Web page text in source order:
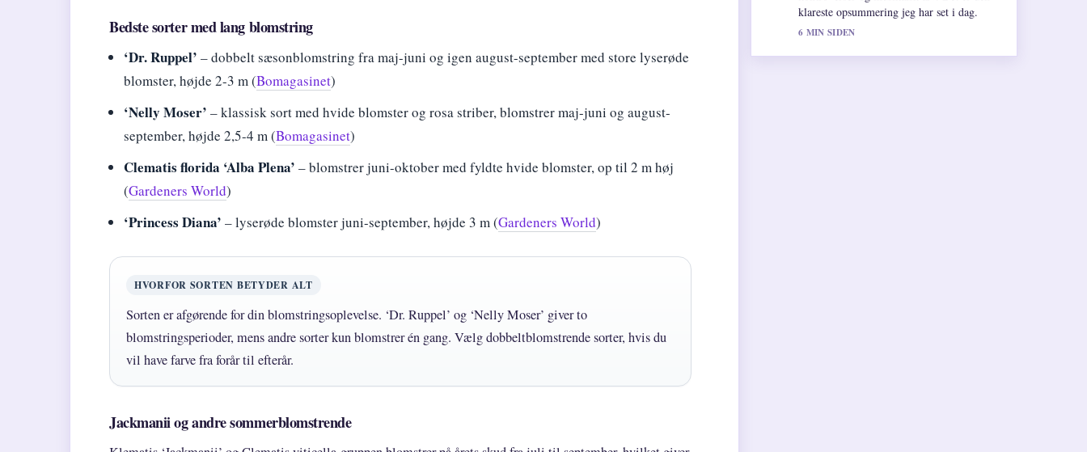
Bedste sorter med lang blomstring
‘Dr. Ruppel’ – dobbelt sæsonblomstring fra maj-juni og igen august-september med store lyserøde
blomster, højde 2-3 m (Bomagasinet)
‘Nelly Moser’ – klassisk sort med hvide blomster og rosa striber, blomstrer maj-juni og august-
september, højde 2,5-4 m (Bomagasinet)
Clematis florida ‘Alba Plena’ – blomstrer juni-oktober med fyldte hvide blomster, op til 2 m høj
(Gardeners World)
‘Princess Diana’ – lyserøde blomster juni-september, højde 3 m (Gardeners World)
HVORFOR SORTEN BETYDER ALT
Sorten er afgørende for din blomstringsoplevelse. ‘Dr. Ruppel’ og ‘Nelly Moser’ giver to
blomstringsperioder, mens andre sorter kun blomstrer én gang. Vælg dobbeltblomstrende sorter, hvis du
vil have farve fra forår til efterår.
Jackmanii og andre sommerblomstrende
klareste opsummering jeg har set i dag.
6 MIN SIDEN